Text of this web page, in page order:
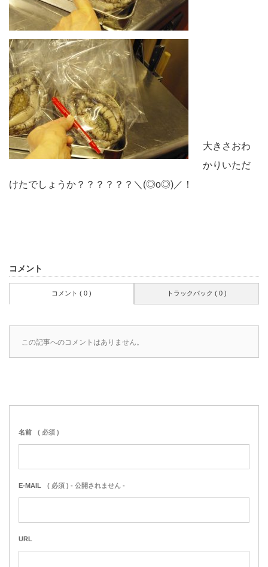
大きさおわ
かりいただ
けたでしょうか？？？？？？＼(◎o◎)／！
コメント
コメント ( 0 ) トラックバック ( 0 )
この記事へのコメントはありません。
名前 ( 必須 )
E-MAIL ( 必須 ) - 公開されません -
URL